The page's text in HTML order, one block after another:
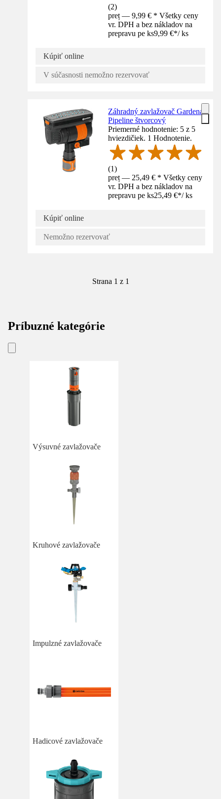
(2)
preț — 9,99 € * Všetky ceny
vr. DPH a bez nákladov na
prepravu pe ks9,99 €*/ ks
Kúpiť online
V súčasnosti nemožno rezervovať
Záhradný zavlažovač Gardena
Pipeline štvorcový
Priemerné hodnotenie: 5 z 5
hviezdičiek. 1 Hodnotenie.
(1)
preț — 25,49 € * Všetky ceny
vr. DPH a bez nákladov na
prepravu pe ks25,49 €*/ ks
Kúpiť online
Nemožno rezervovať
Strana 1 z 1
Príbuzné kategórie
Výsuvné zavlažovače
Kruhové zavlažovače
Impulzné zavlažovače
Hadicové zavlažovače